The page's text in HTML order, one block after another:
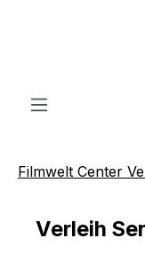
Filmwelt Center
Verleih